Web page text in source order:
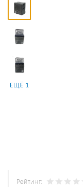
ЕЩЁ 1
Рейтинг: